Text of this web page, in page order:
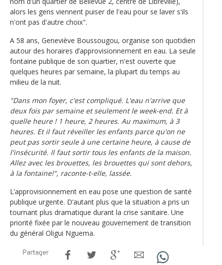
alors les gens viennent puiser de l'eau pour se laver s'ils
n'ont pas d'autre choix".
A 58 ans, Geneviève Boussougou, organise son quotidien
autour des horaires d’approvisionnement en eau. La seule
fontaine publique de son quartier, n'est ouverte que
quelques heures par semaine, la plupart du temps au
milieu de la nuit.
"Dans mon foyer, c'est compliqué. L'eau n'arrive que
deux fois par semaine et seulement le week-end. Et à
quelle heure ! 1 heure, 2 heures. Au maximum, à 3
heures. Et il faut réveiller les enfants parce qu'on ne
peut pas sortir seule à une certaine heure, à cause de
l'insécurité. Il faut sortir tous les enfants de la maison.
Allez avec les brouettes, les brouettes qui sont dehors,
à la fontaine!", raconte-t-elle, lassée.
L’approvisionnement en eau pose une question de santé
publique urgente. D’autant plus que la situation a pris un
tournant plus dramatique durant la crise sanitaire. Une
priorité fixée par le nouveau gouvernement de transition
du général Oligui Nguema.
Partager